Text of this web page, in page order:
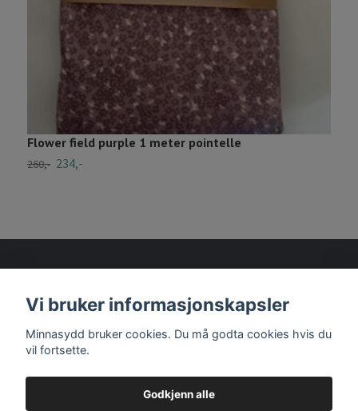
Flower field purple 1 meter pointelle
260,- 234,-
Vi bruker informasjonskapsler
Minnasydd bruker cookies. Du må godta cookies hvis du
vil fortsette.
Godkjenn alle